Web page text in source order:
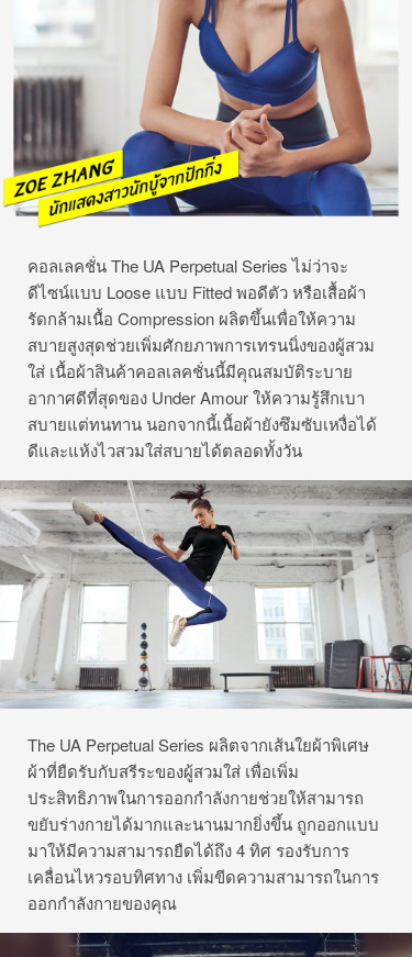
คอลเลคชั่น The UA Perpetual Series ไม่ว่าจะ
ดีไซน์แบบ Loose แบบ Fitted พอดีตัว หรือเสื้อผ้า
รัดกล้ามเนื้อ Compression ผลิตขึ้นเพื่อให้ความ
สบายสูงสุดช่วยเพิ่มศักยภาพการเทรนนิ่งของผู้สวม
ใส่ เนื้อผ้าสินค้าคอลเลคชั่นนี้มีคุณสมบัติระบาย
อากาศดีที่สุดของ Under Amour ให้ความรู้สึกเบา
สบายแต่ทนทาน นอกจากนี้เนื้อผ้ายังซึมซับเหงื่อได้
ดีและแห้งไวสวมใส่สบายได้ตลอดทั้งวัน
The UA Perpetual Series ผลิตจากเส้นใยผ้าพิเศษ
ผ้าที่ยืดรับกับสรีระของผู้สวมใส่ เพื่อเพิ่ม
ประสิทธิภาพในการออกกำลังกายช่วยให้สามารถ
ขยับร่างกายได้มากและนานมากยิ่งขึ้น ถูกออกแบบ
มาให้มีความสามารถยืดได้ถึง 4 ทิศ รองรับการ
เคลื่อนไหวรอบทิศทาง เพิ่มขีดความสามารถในการ
ออกกำลังกายของคุณ